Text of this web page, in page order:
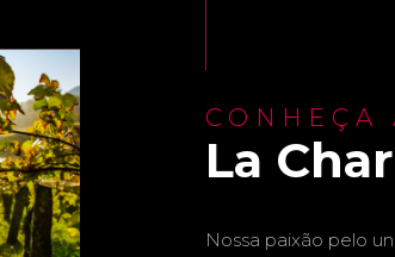
CONHEÇA
La
Nossa paixão pelo